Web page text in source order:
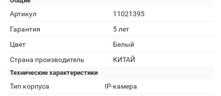
Артикул
11021395
Гарантия
5 лет
Цвет
Белый
Страна производитель
КИТАЙ
Технические характеристики
Тип корпуса
IP-камера